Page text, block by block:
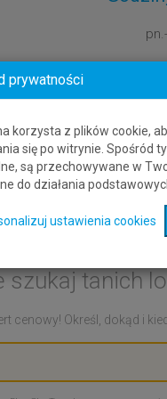
szukaj tanich
cenowy! Określ, dokąd i
prywatności
korzysta z plików cookie,
się po witrynie. Spośród
są przechowywane w
do działania
ustawienia cookies